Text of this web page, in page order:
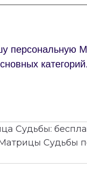
персональную
категорий.